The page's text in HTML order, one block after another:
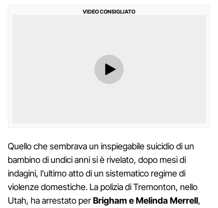
VIDEO CONSIGLIATO
Quello che sembrava un inspiegabile suicidio di un
bambino di undici anni si è rivelato, dopo mesi di
indagini, l'ultimo atto di un sistematico regime di
violenze domestiche. La polizia di Tremonton, nello
Utah, ha arrestato perBrigham e Melinda Merrell,